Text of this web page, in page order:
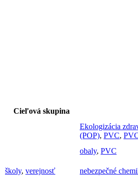
Cieľová skupina
Ekologizácia
(POP), PVC,
obaly, PVC
školy, verejnosť nebezpečné